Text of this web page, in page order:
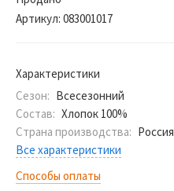
Артикул: 083001017
Характеристики
Сезон: Всесезонний
Состав: Хлопок 100%
Страна производства: Россия
Все характеристики
Способы оплаты